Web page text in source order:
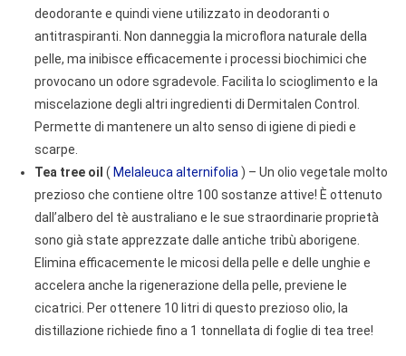
deodorante e quindi viene utilizzato in deodoranti o
antitraspiranti. Non danneggia la microflora naturale della
pelle, ma inibisce efficacemente i processi biochimici che
provocano un odore sgradevole. Facilita lo scioglimento e la
miscelazione degli altri ingredienti di Dermitalen Control.
Permette di mantenere un alto senso di igiene di piedi e
scarpe.
Tea tree oil ( Melaleuca alternifolia ) – Un olio vegetale molto
prezioso che contiene oltre 100 sostanze attive! È ottenuto
dall’albero del tè australiano e le sue straordinarie proprietà
sono già state apprezzate dalle antiche tribù aborigene.
Elimina efficacemente le micosi della pelle e delle unghie e
accelera anche la rigenerazione della pelle, previene le
cicatrici. Per ottenere 10 litri di questo prezioso olio, la
distillazione richiede fino a 1 tonnellata di foglie di tea tree!